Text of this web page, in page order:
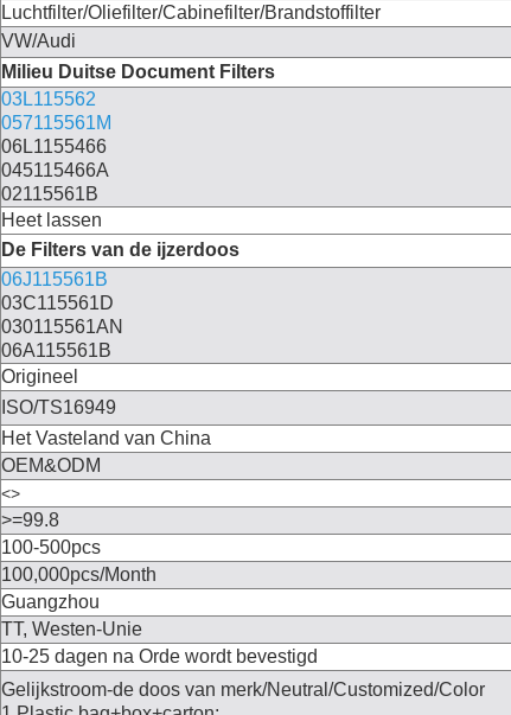
Luchtfilter/Oliefilter/Cabinefilter/Brandstoffilter
VW/Audi
Milieu Duitse Document Filters
03L115562
057115561M
06L1155466
045115466A
02115561B
Heet lassen
De Filters van de ijzerdoos
06J115561B
03C115561D
030115561AN
06A115561B
Origineel
ISO/TS16949
Het Vasteland van China
OEM&ODM
<>
>=99.8
100-500pcs
100,000pcs/Month
Guangzhou
TT, Westen-Unie
10-25 dagen na Orde wordt bevestigd
Gelijkstroom-de doos van merk/Neutral/Customized/Color